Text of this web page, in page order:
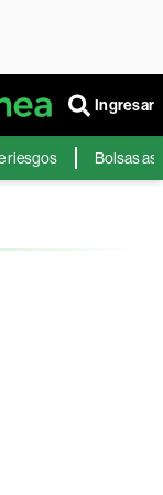
Ingresar
Bolsas